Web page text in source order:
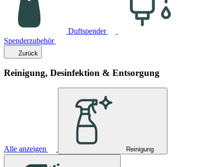
Duftspender
Spenderzubehör
Zurück
Reinigung, Desinfektion & Entsorgung
Alle anzeigen Reinigung